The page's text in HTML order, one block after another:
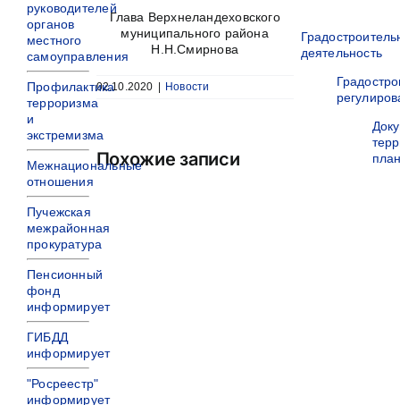
Глава Верхнеландеховского
муниципального района
Н.Н.Смирнова
02.10.2020 | Новости
Похожие записи
руководителей
органов
местного
самоуправления
Профилактика
терроризма
и
экстремизма
Межнациональные
отношения
Пучежская
межрайонная
прокуратура
Пенсионный
фонд
информирует
ГИБДД
информирует
"Росреестр"
информирует
деятельность